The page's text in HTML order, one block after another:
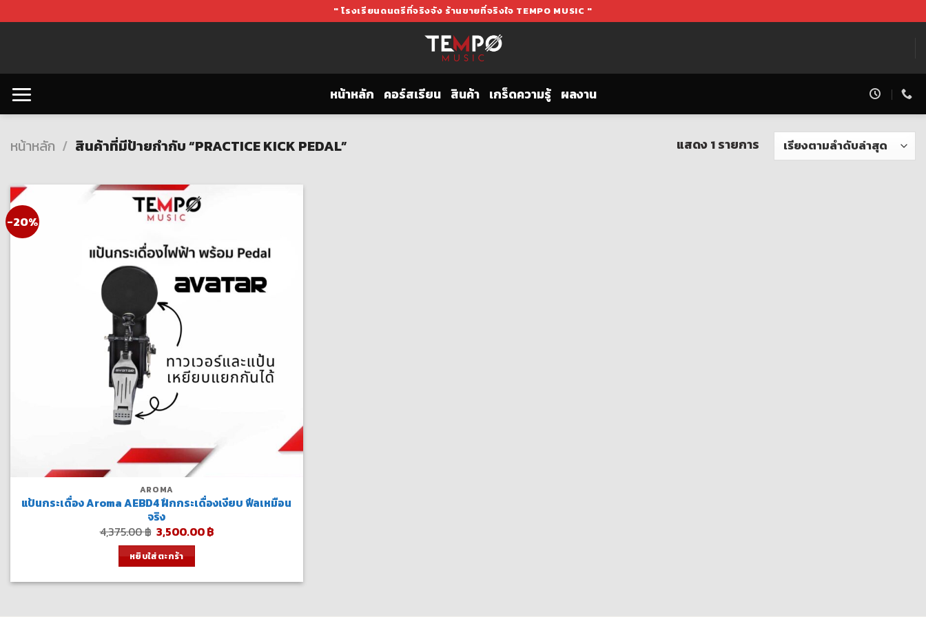
to
" โรงเรียนดนตรีที่จริงจัง ร้านขายที่จริงใจ TEMPO MUSIC "
หน้าหลัก คอร์สเรียน สินค้า เกร็ดความรู้ ผลงาน
หน้าหลัก / สินค้าที่มีป้ายกำกับ “PRACTICE KICK PEDAL” แสดง 1 รายการ
-20%
AROMA
แป้นกระเดื่อง Aroma AEBD4 ฝึกกระเดื่องเงียบ ฟีลเหมือน
จริง
4,375.00฿ Original
price
was:
4,375.00 ฿.
3,500.00฿Current
หยิบใส่ตะกร้า